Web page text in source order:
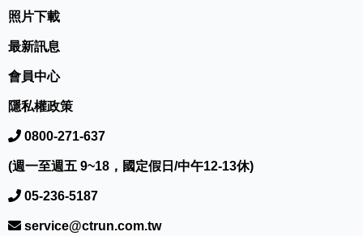
照片下載
最新訊息
會員中心
隱私權政策
0800-271-637
(週一至週五 9~18，國定假日/中午12-13休)
05-236-5187
service@ctrun.com.tw